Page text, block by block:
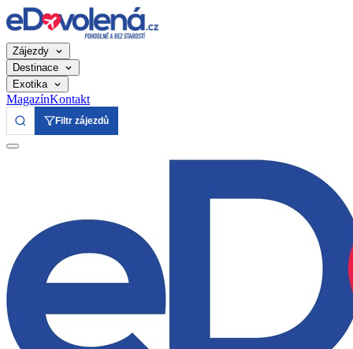
Zájezdy
Destinace
Exotika
MagazínKontakt
Filtr zájezdů